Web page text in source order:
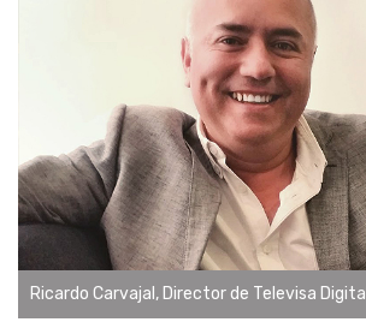
Ricardo Carvajal, Director de Televisa Digital